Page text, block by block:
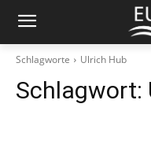
Schlagworte Ulrich Hub
Schlagwort: